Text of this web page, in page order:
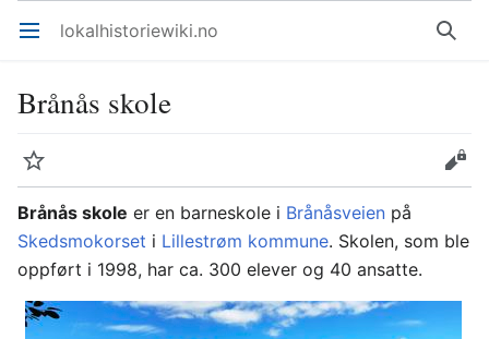
Åpne hovedmenyen lokalhistoriewiki.no Søk
Brånås skole
Overvåk
Rediger
Brånås skole er en barneskole i Brånåsveien på
Skedsmokorset i Lillestrøm kommune. Skolen, som ble
oppført i 1998, har ca. 300 elever og 40 ansatte.